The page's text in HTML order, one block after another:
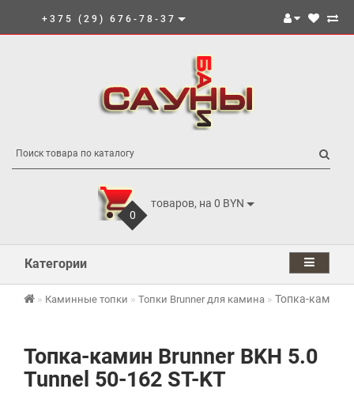
+375 (29) 676-78-37
0
товаров, на 0 BYN
Категории
Каминные топки Топки Brunner для камина Топка-камин
Топка-камин Brunner BKH 5.0
Tunnel 50-162 ST-KT